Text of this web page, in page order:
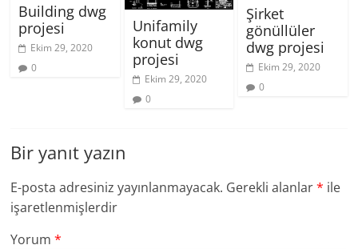
Building dwg
projesi
Ekim 29, 2020
0
Unifamily
konut dwg
projesi
Ekim 29, 2020
0
Şirket
gönüllüler
dwg projesi
Ekim 29, 2020
0
Bir yanıt yazın
E-posta adresiniz yayınlanmayacak. Gerekli alanlar* ile
işaretlenmişlerdir
Yorum*